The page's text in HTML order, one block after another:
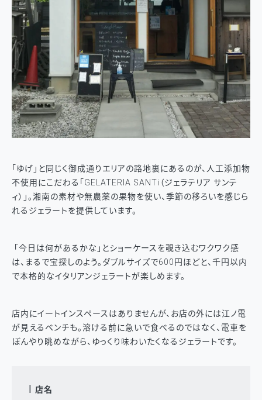
「ゆげ」と同じく御成通りエリアの路地裏にあるのが、人工添加物
不使用にこだわる「GELATERIA SANTi（ジェラテリア サンテ
ィ）」。湘南の素材や無農薬の果物を使い、季節の移ろいを感じら
れるジェラートを提供しています。
「今日は何があるかな」とショーケースを覗き込むワクワク感
は、まるで宝探しのよう。ダブルサイズで600円ほどと、千円以内
で本格的なイタリアンジェラートが楽しめます。
店内にイートインスペースはありませんが、お店の外には江ノ電
が見えるベンチも。溶ける前に急いで食べるのではなく、電車を
ぼんやり眺めながら、ゆっくり味わいたくなるジェラートです。
店名